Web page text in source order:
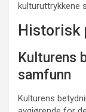
kulturuttrykkene
Historisk
Kulturens
samfunn
Kulturens